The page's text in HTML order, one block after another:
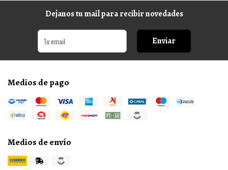
Dejanos tu mail para recibir novedades
Enviar
Medios de pago
Medios de envío